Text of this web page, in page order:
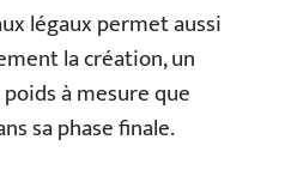
légaux permet aussi
la création, un
à mesure que
sa phase finale.